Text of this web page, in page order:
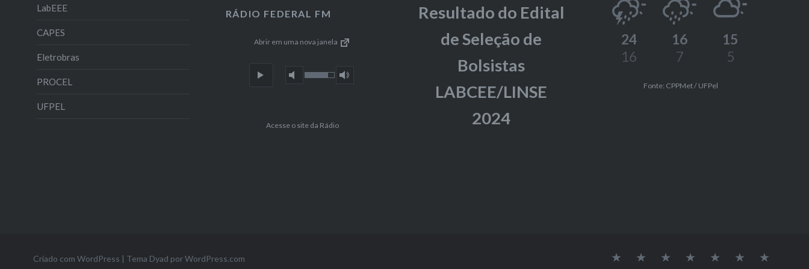
LabEEE
CAPES
Eletrobras
PROCEL
UFPEL
Resultado do Edital
de Seleção de
Bolsistas
LABCEE/LINSE
2024
24
16
16
7
15
5
Fonte: CPPMet / UFPel
RÁDIO FEDERAL FM
Abrir em uma nova janela
Acesse o site da Rádio
Labcee CNPq LabEEECAPES Eletrobras
PROCEL
Criado com WordPress Tema Dyad porWordPress.com